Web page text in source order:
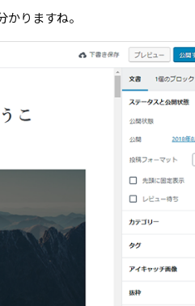
りますね。